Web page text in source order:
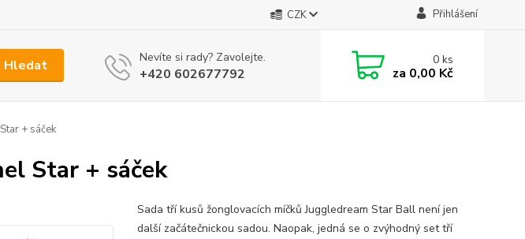
CZK Přihlášení
Hledat Nevíte si rady? Zavolejte.
+420 602677792
0ks
za 0,00 Kč
+ sáček
Star + sáček
Sada tří kusů žonglovacích míčků Juggledream Star Ball není jen
další začátečnickou sadou. Naopak, jedná se o zvýhodný set tří